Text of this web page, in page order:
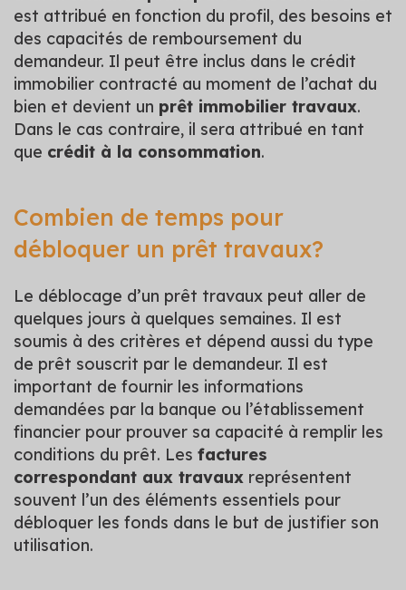
est attribué en fonction du profil, des besoins et
des capacités de remboursement du
demandeur. Il peut être inclus dans le crédit
immobilier contracté au moment de l’achat du
bien et devient un prêt immobilier travaux.
Dans le cas contraire, il sera attribué en tant
que crédit à la consommation.
Combien de temps pour
débloquer un prêt travaux?
Le déblocage d’un prêt travaux peut aller de
quelques jours à quelques semaines. Il est
soumis à des critères et dépend aussi du type
de prêt souscrit par le demandeur. Il est
important de fournir les informations
demandées par la banque ou l’établissement
financier pour prouver sa capacité à remplir les
conditions du prêt. Les factures
correspondant aux travaux représentent
souvent l’un des éléments essentiels pour
débloquer les fonds dans le but de justifier son
utilisation.